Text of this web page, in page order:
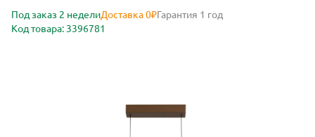
Под заказ 2 неделиДоставка 0₽Гарантия 1 год
Код товара: 3396781